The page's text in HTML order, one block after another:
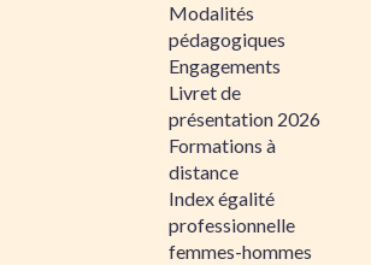
Modalités
pédagogiques
Engagements
Livret de
présentation 2026
Formations à
distance
Index égalité
professionnelle
femmes-hommes